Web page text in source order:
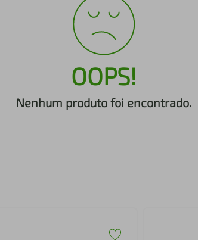
OOPS!
Nenhum produto foi encontrado.